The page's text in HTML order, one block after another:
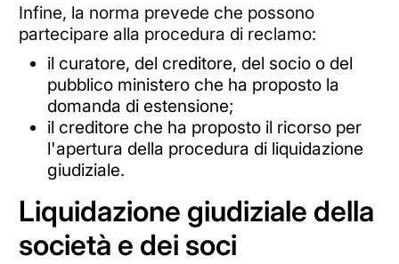
Infine, la norma prevede che possono
partecipare alla procedura di reclamo:
il curatore, del creditore, del socio o del
pubblico ministero che ha proposto la
domanda di estensione;
il creditore che ha proposto il ricorso per
l'apertura della procedura di liquidazione
giudiziale.
Liquidazione giudiziale della
società e dei soci